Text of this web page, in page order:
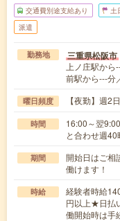
交通費別途支給あり 土
派遣
勤務地 三重県松阪市
上ノ庄駅か
前駅から---分
曜日頻度 【夜勤】週2
時間
16:00～翌
と合わせ週
期間
開始日はご
働けます！
時給
経験者時給
円以上★日払
働開始時は手